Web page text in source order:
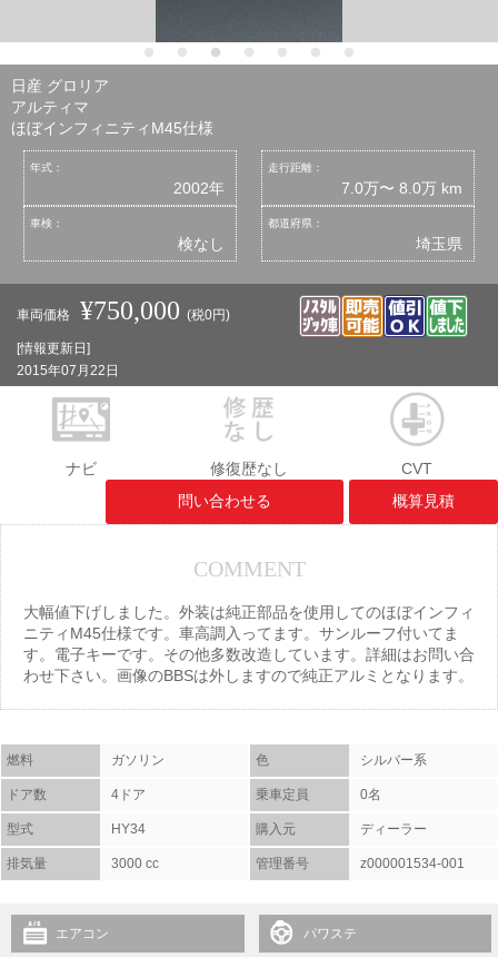
日産 グロリア
アルティマ
ほぼインフィニティM45仕様
年式：
2002年
走行距離：
7.0万〜 8.0万 km
車検：
検なし
都道府県：
埼玉県
車両価格 ¥750,000(税0円)
[情報更新日]
2015年07月22日
ナビ 修復歴なし
CVT
問い合わせる
概算見積
COMMENT
大幅値下げしました。外装は純正部品を使用してのほぼインフィ
ニティM45仕様です。車高調入ってます。サンルーフ付いてま
す。電子キーです。その他多数改造しています。詳細はお問い合
わせ下さい。画像のBBSは外しますので純正アルミとなります。
燃料 ガソリン 色 シルバー系
ドア数 4ドア 乗車定員 0名
型式 HY34 購入元 ディーラー
排気量 3000 cc 管理番号 z000001534-001
エアコン パワステ